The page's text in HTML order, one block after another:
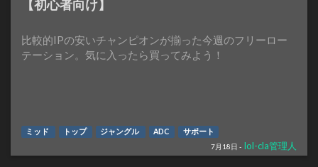
【初心者向け】
比較的IPの安いチャンピオンが揃った今週のフリーロー
テーション。気に入ったら買ってみよう！
ミッド トップ ジャングル ADC
サポート
7月18日 - lol-cla管理人